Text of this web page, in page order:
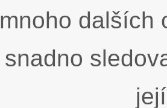
mnoho dalších
snadno